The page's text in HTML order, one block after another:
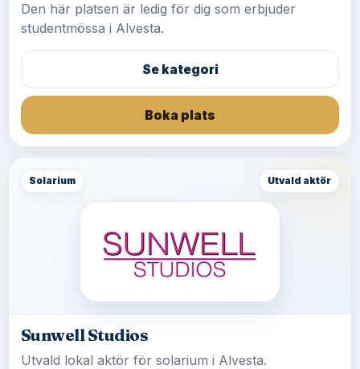
Den här platsen är ledig för dig som erbjuder
studentmössa i Alvesta.
Se kategori
Boka plats
Solarium Utvald aktör
Sunwell Studios
Utvald lokal aktör för solarium i Alvesta.